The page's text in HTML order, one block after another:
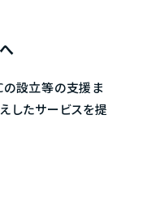
設立等の支援ま
したサービスを提